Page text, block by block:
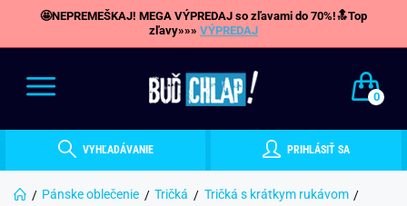
🤩NEPREMEŠKAJ! MEGA VÝPREDAJ so zľavami do 70%!🔝Top
zľavy»»» VÝPREDAJ
0
VYHĽADÁVANIE PRIHLÁSIŤ SA
Pánske oblečenie Tričká
Tričká s krátkym rukávom